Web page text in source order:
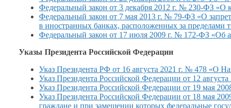
Федеральный закон от 3 декабря 2012 г. № 230-ФЗ «О
Федеральный закон от 7 мая 2013 г. № 79-ФЗ «О
в иностранных банках, расположенных за пределами
Федеральный закон от 17 июля 2009 г. № 172-ФЗ «Об
Указы Президента Российской Федерации
Указ Президента РФ от 16 августа 2021 г. № 478 «О
Указ Президента Российской Федерации от 12
Указ Президента Российской Федерации от 19 мая
Указ Президента Российской Федерации от 18 мая
граждане и при замещении которых федеральные